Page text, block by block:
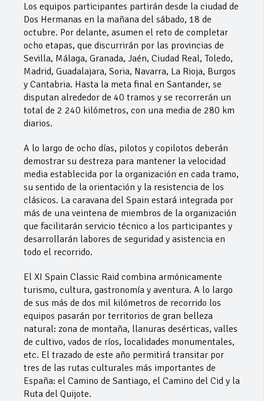
Los equipos participantes partirán desde la ciudad de
Dos Hermanas en la mañana del sábado, 18 de
octubre. Por delante, asumen el reto de completar
ocho etapas, que discurrirán por las provincias de
Sevilla, Málaga, Granada, Jaén, Ciudad Real, Toledo,
Madrid, Guadalajara, Soria, Navarra, La Rioja, Burgos
y Cantabria. Hasta la meta final en Santander, se
disputan alrededor de 40 tramos y se recorrerán un
total de 2 240 kilómetros, con una media de 280 km
diarios.
A lo largo de ocho días, pilotos y copilotos deberán
demostrar su destreza para mantener la velocidad
media establecida por la organización en cada tramo,
su sentido de la orientación y la resistencia de los
clásicos. La caravana del Spain estará integrada por
más de una veintena de miembros de la organización
que facilitarán servicio técnico a los participantes y
desarrollarán labores de seguridad y asistencia en
todo el recorrido.
El XI Spain Classic Raid combina armónicamente
turismo, cultura, gastronomía y aventura. A lo largo
de sus más de dos mil kilómetros de recorrido los
equipos pasarán por territorios de gran belleza
natural: zona de montaña, llanuras desérticas, valles
de cultivo, vados de ríos, localidades monumentales,
etc. El trazado de este año permitirá transitar por
tres de las rutas culturales más importantes de
España: el Camino de Santiago, el Camino del Cid y la
Ruta del Quijote.